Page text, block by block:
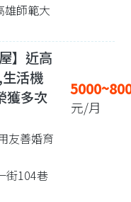
師範大
】近高
活機
獲多次
友善婚育
街104巷
元/月